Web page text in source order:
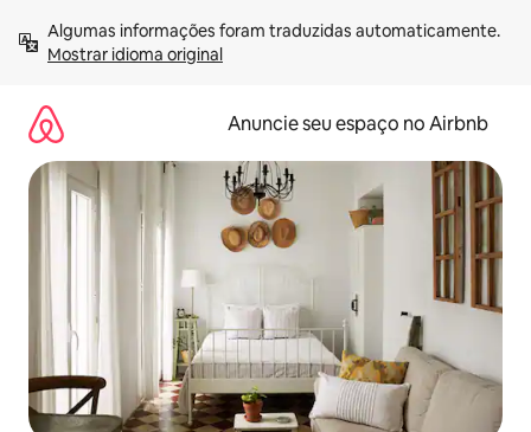
para
Mostrar idioma original
Anuncie seu espaço no Airbnb